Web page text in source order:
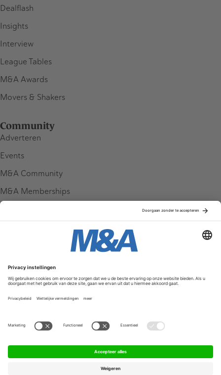
Dealflash
Insights
Interview
League Tables
M&A Awards
Movers & Shakers
Community
Adverteren
Events
M&A Community
M&A Memberships
Service & Contact
Contact
FAQ
Werken bij ons
Algemene Voorwaarden